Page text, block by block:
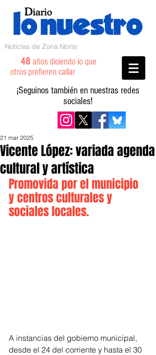
Noticias de Zona Norte
48 años diciendo lo que
otros prefieren callar
¡Seguinos también en nuestras redes
sociales!
Vicente López: variada agenda
cultural y artística
21 mar 2025
Promovida por el municipio
y centros culturales y
sociales locales.
A instancias del gobierno municipal,
desde el 24 del corriente y hasta el 30